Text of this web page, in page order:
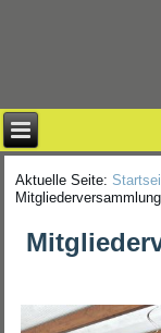
Aktuelle Seite: